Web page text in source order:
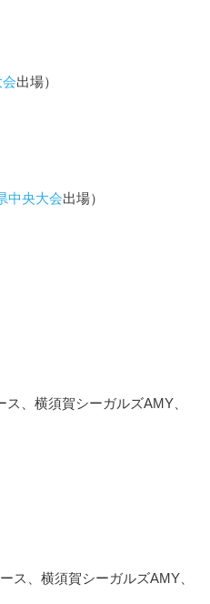
出場）
中央大会出場）
、横須賀シーガルズAMY、
ス、横須賀シーガルズAMY、